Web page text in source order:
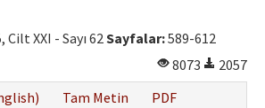
XXI - Sayı 62Sayfalar:589-612
8073
2057
Tam Metin
PDF